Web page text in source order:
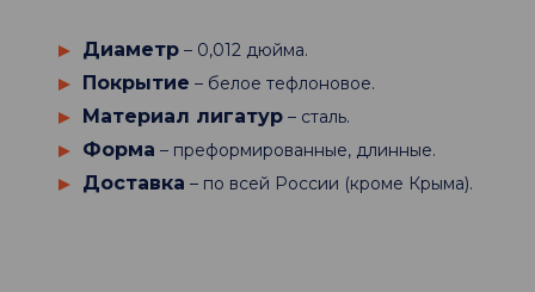
Диаметр– 0,012 дюйма.
Покрытие – белое тефлоновое.
Материал лигатур– сталь.
Форма – преформированные, длинные.
Доставка – по всей России (кроме Крыма).